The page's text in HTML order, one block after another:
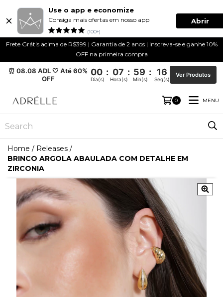
Use o app e economize
Consiga mais ofertas em nosso app
(100+)
Abrir
Frete Grátis acima de R$399 | Garantia de 2 anos | Inscreva-se e ganhe 10%
OFF na primeira compra
⏰ 08.08 ADL 🤍 Até 60%
OFF
00 : 07 : 59 : 15
Dia(s) Hora(s) Min(s) Seg(s)
Ver Produtos
0 MENU
Home / Releases /
BRINCO ARGOLA ABAULADA COM DETALHE EM
ZIRCONIA